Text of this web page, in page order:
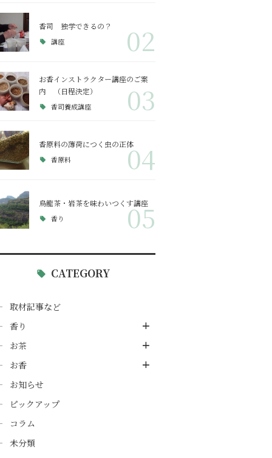
香司 独学できるの？
講座 02
お香インストラクター講座のご案
内 （日程決定）
香司養成講座 03
香原料の薄荷につく虫の正体
香原料 04
烏龍茶・岩茶を味わいつくす講座
香り 05
CATEGORY
取材記事など
香り
お茶
お香
お知らせ
ピックアップ
コラム
未分類